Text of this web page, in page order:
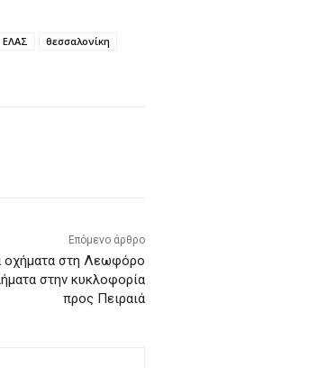
ΕΛΑΣ
θεσσαλονίκη
Επόμενο άρθρο
οχήματα στη Λεωφόρο
στην κυκλοφορία
προς Πειραιά